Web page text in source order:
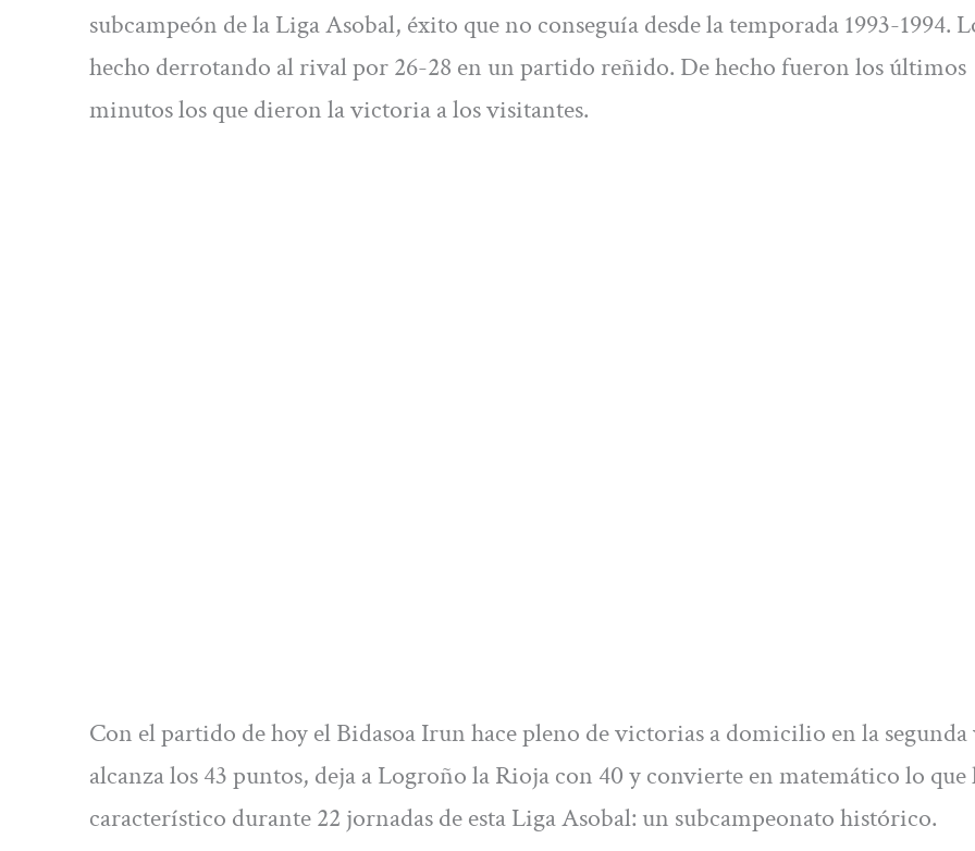
subcampeón de la Liga Asobal, éxito que no conseguía desde la temporada 1993-1994.
hecho derrotando al rival por 26-28 en un partido reñido. De hecho fueron los últimos
minutos los que dieron la victoria a los visitantes.
Con el partido de hoy el Bidasoa Irun hace pleno de victorias a domicilio en la
alcanza los 43 puntos, deja a Logroño la Rioja con 40 y convierte en matemático lo que
característico durante 22 jornadas de esta Liga Asobal: un subcampeonato histórico.